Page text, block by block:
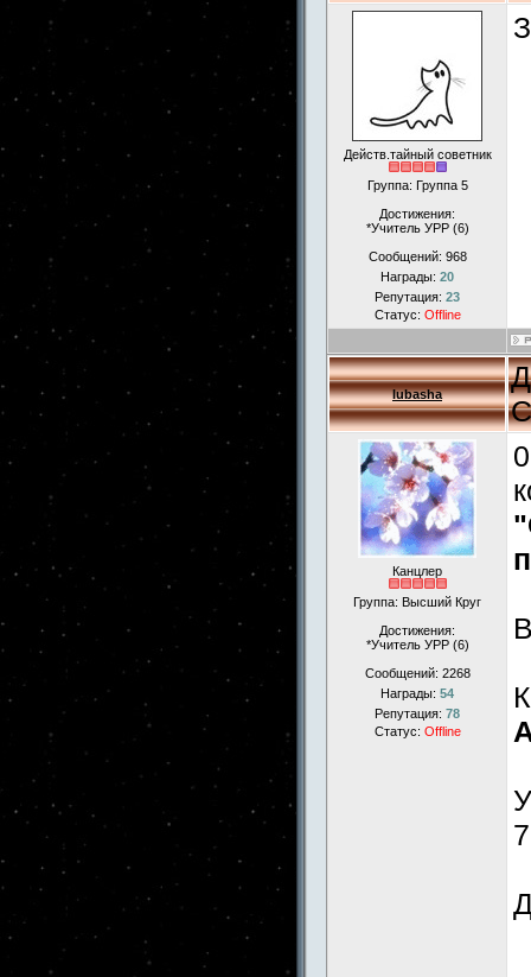
Действ.тайный советник
Группа: Группа 5
Достижения:
*Учитель УРР (6)
Сообщений: 968
Награды: 20
Репутация: 23
Статус: Offline
lubasha
Канцлер
Группа: Высший Круг
Достижения:
*Учитель УРР (6)
Сообщений: 2268
Награды: 54
Репутация: 78
Статус: Offline